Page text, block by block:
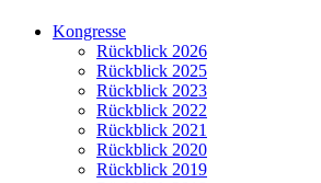
Kongresse
Rückblick 2026
Rückblick 2025
Rückblick 2023
Rückblick 2022
Rückblick 2021
Rückblick 2020
Rückblick 2019